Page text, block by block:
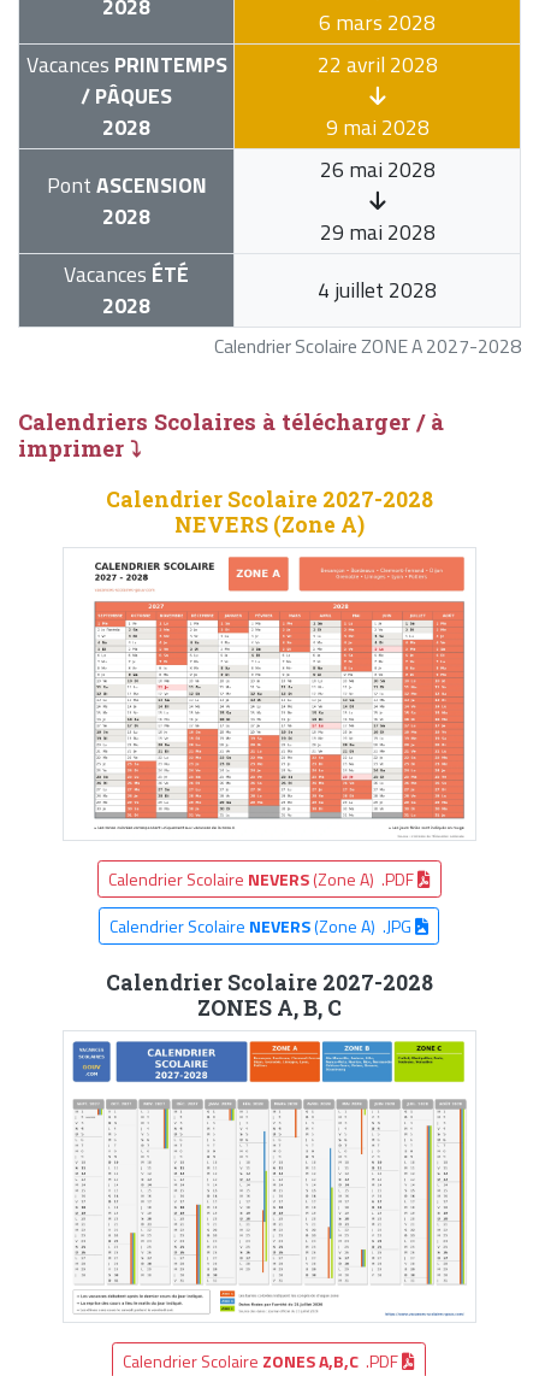
Calendrier Scolaire ZONE A 2027-2028
2028
6 mars 2028
Vacances PRINTEMPS
/ PÂQUES
2028
22 avril 2028
9 mai 2028
PontASCENSION
2028
26 mai 2028
29 mai 2028
Vacances ÉTÉ
2028
4 juillet 2028
Calendriers Scolaires à télécharger / à
imprimer ⤵
Calendrier Scolaire 2027-2028
NEVERS (Zone A)
Calendrier Scolaire NEVERS(Zone A) .PDF
Calendrier Scolaire NEVERS(Zone A) .JPG
Calendrier Scolaire 2027-2028
ZONES A, B, C
Calendrier Scolaire ZONES A,B,C .PDF